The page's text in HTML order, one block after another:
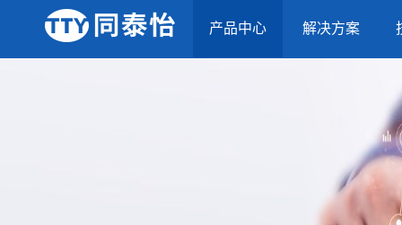
产品中心 解决方案